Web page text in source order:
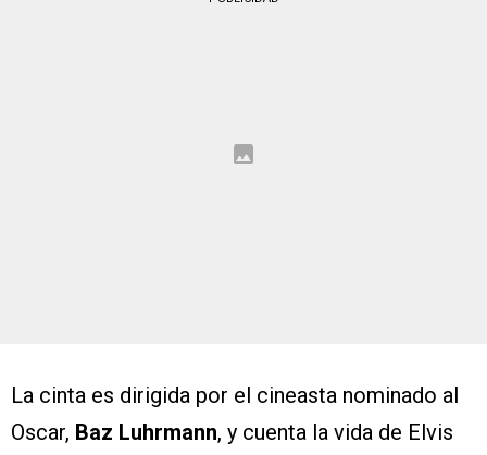
La cinta es dirigida por el cineasta nominado al
Oscar, Baz Luhrmann, y cuenta la vida de Elvis